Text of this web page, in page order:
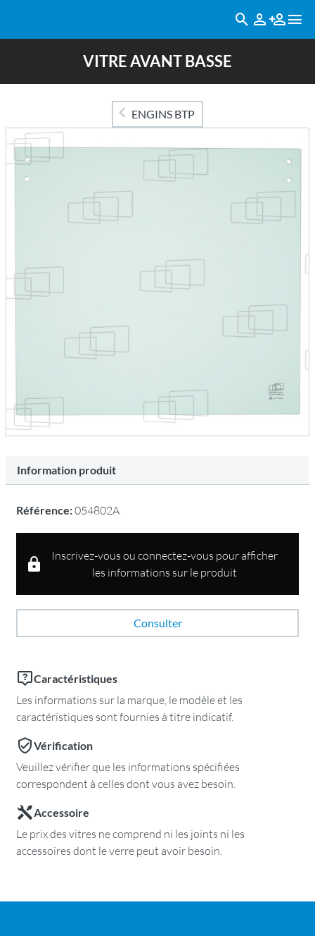
VITRE AVANT BASSE
ENGINS BTP
Information produit
Référence:054802A
Inscrivez-vous ou connectez-vous pour afficher
les informations sur le produit
Consulter
Caractéristiques
Les informations sur la marque, le modèle et les
caractéristiques sont fournies à titre indicatif.
Vérification
Veuillez vérifier que les informations spécifiées
correspondent à celles dont vous avez besoin.
Accessoire
Le prix des vitres ne comprend ni les joints ni les
accessoires dont le verre peut avoir besoin.